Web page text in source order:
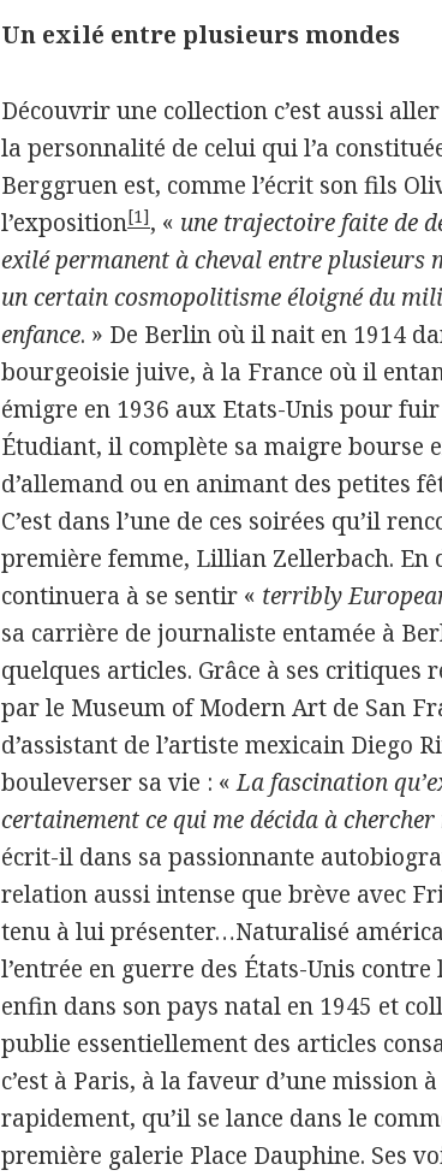
Un exilé entre plusieurs mondes
Découvrir une collection c’est aussi
la personnalité de celui qui l’a
Berggruen est, comme l’écrit son fils
l’exposition[1], « une trajectoire faite de
exilé permanent à cheval entre
un certain cosmopolitisme éloigné du
enfance. » De Berlin où il nait en 1914
bourgeoisie juive, à la France où il
émigre en 1936 aux Etats-Unis pour
Étudiant, il complète sa maigre bourse
d’allemand ou en animant des petites
C’est dans l’une de ces soirées qu’il
première femme, Lillian Zellerbach. En
continuera à se sentir « terribly
sa carrière de journaliste entamée à
quelques articles. Grâce à ses critiques
par le Museum of Modern Art de San
d’assistant de l’artiste mexicain Diego
bouleverser sa vie : «La fascination
certainement ce qui me décida à
écrit-il dans sa passionnante
relation aussi intense que brève avec
tenu à lui présenter…Naturalisé
l’entrée en guerre des États-Unis
enfin dans son pays natal en 1945 et
publie essentiellement des articles
c’est à Paris, à la faveur d’une mission
rapidement, qu’il se lance dans le
première galerie Place Dauphine. Ses